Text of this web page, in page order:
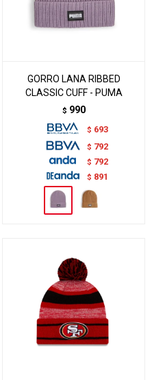
GORRO LANA RIBBED
CLASSIC CUFF - PUMA
$ 990
$ 693
$ 792
$ 792
$ 891